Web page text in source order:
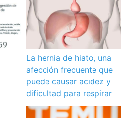
La hernia de hiato, una
afección frecuente que
puede causar acidez y
dificultad para respirar